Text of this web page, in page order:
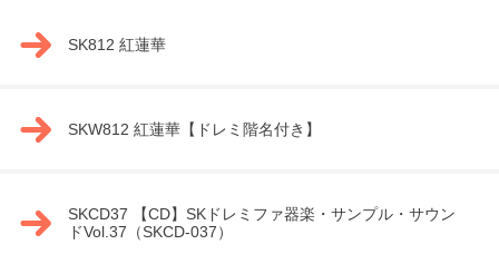
SK812 紅蓮華
SKW812 紅蓮華【ドレミ階名付き】
SKCD37 【CD】SKドレミファ器楽・サンプル・サウン
ドVol.37（SKCD-037）